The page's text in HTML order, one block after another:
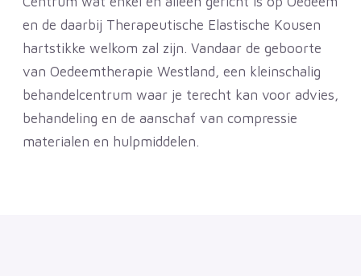
en de daarbij Therapeutische Elastische Kousen
hartstikke welkom zal zijn. Vandaar de geboorte
van Oedeemtherapie Westland, een kleinschalig
behandelcentrum waar je terecht kan voor advies,
behandeling en de aanschaf van compressie
materialen en hulpmiddelen.